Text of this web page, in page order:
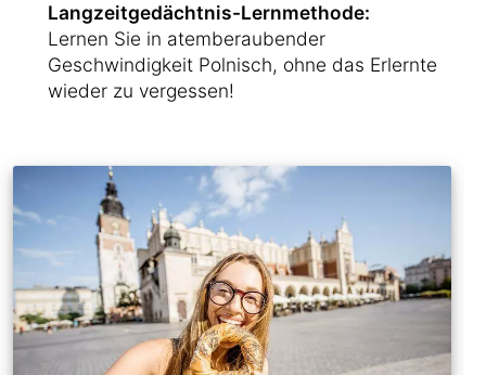
Langzeitgedächtnis-Lernmethode:
Lernen Sie in atemberaubender
Geschwindigkeit Polnisch, ohne das Erlernte
wieder zu vergessen!